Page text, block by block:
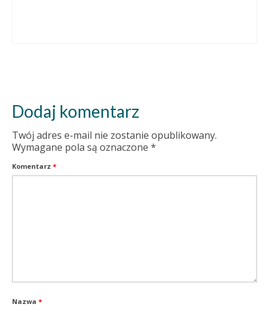
Dodaj komentarz
Twój adres e-mail nie zostanie opublikowany.
Wymagane pola są oznaczone *
Komentarz *
Nazwa *